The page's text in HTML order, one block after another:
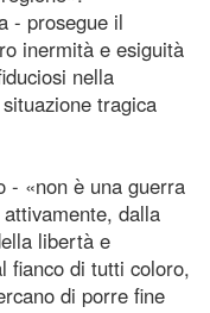
- prosegue il
inermità e esiguità
nella
tragica
- «non è una guerra
dalla
libertà e
fianco di tutti coloro,
di porre fine